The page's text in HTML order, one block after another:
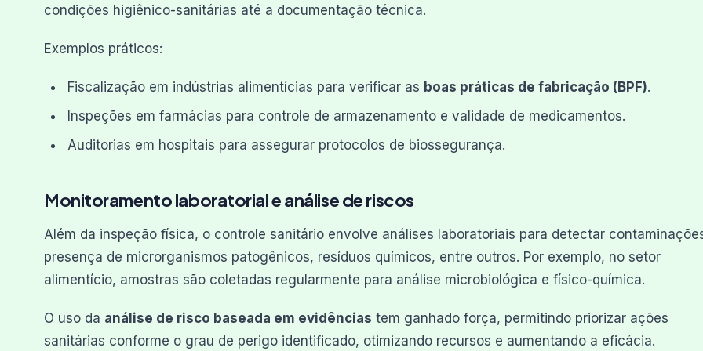
condições higiênico-sanitárias até a documentação técnica.
Exemplos práticos:
Fiscalização em indústrias alimentícias para verificar as boas práticas de fabricação (BPF).
Inspeções em farmácias para controle de armazenamento e validade de medicamentos.
Auditorias em hospitais para assegurar protocolos de biossegurança.
Monitoramento laboratorial e análise de riscos
Além da inspeção física, o controle sanitário envolve análises laboratoriais para detectar
presença de microrganismos patogênicos, resíduos químicos, entre outros. Por exemplo, no setor
alimentício, amostras são coletadas regularmente para análise microbiológica e físico-química.
O uso da análise de risco baseada em evidências tem ganhado força, permitindo priorizar ações
sanitárias conforme o grau de perigo identificado, otimizando recursos e aumentando a eficácia.